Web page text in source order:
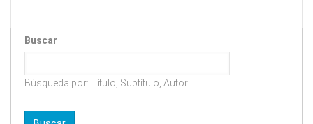
Buscar
Búsqueda por: Título, Subtítulo, Autor